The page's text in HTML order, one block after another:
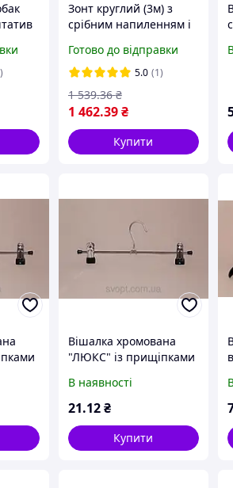
Зонт круглий (3м) з
срібним напиленням і
Готово до відправки
5.0 (1)
1 462.39 ₴
1 539.36 ₴
Купити
Вішалка хромована
"ЛЮКС" із прищіпками
В наявності
21.12 ₴
Купити